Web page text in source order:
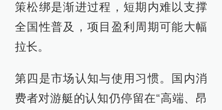
策松绑是渐进过程，短期内难以支撑
全国性普及，项目盈利周期可能大幅
拉长。
第四是市场认知与使用习惯。国内消
费者对游艇的认知仍停留在“高端、昂